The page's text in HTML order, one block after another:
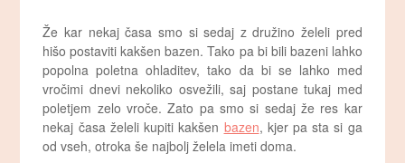
Že kar nekaj časa smo si sedaj z družino želeli pred
hišo postaviti kakšen bazen. Tako pa bi bili bazeni lahko
popolna poletna ohladitev, tako da bi se lahko med
vročimi dnevi nekoliko osvežili, saj postane tukaj med
poletjem zelo vroče. Zato pa smo si sedaj že res kar
nekaj časa želeli kupiti kakšen bazen, kjer pa sta si ga
od vseh, otroka še najbolj želela imeti doma.